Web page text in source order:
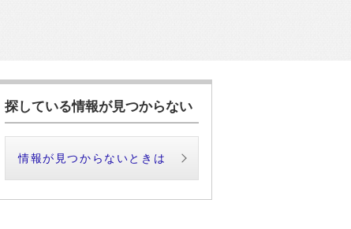
探している情報が見つからない
情報が見つからないときは